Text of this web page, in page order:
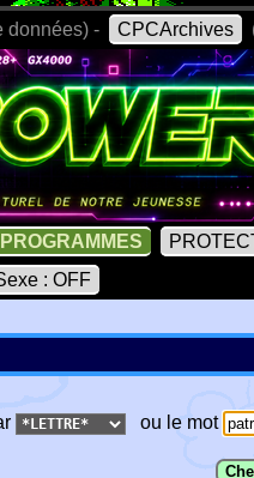
données) - CPCArchives
: OFF
ou le mot